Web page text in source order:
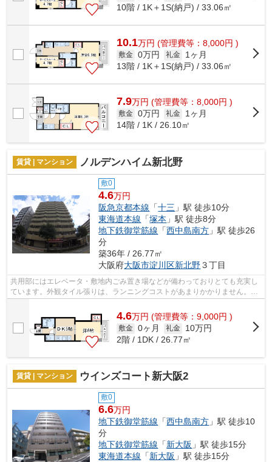
10階 / 1K＋1S(納戸) / 33.06㎡
10.1万円 (管理費等：8,000円 )
敷金 0万円 礼金
1ヶ月
13階 / 1K＋1S(納戸) / 33.06㎡
7.9万円 (管理費等：8,000円 )
敷金 0万円 礼金
1ヶ月
14階 / 1K / 26.10㎡
賃貸 | マンション ノルデンハイム新北野
敷0
4.6万円
阪急京都本線 「十三 」駅 徒歩10分
東海道本線 「塚本 」駅 徒歩8分
地下鉄御堂筋線 「西中島南方 」駅 徒歩26
分
築36年 / 26.77㎡
大阪府大阪市淀川区新北野３丁目
共用部にはエレベータ・敷地内ごみ置き場などが備わっておりとても充実し
ています。外観タイル張りは、ランニングコストがあまりかかりません。駅
が周辺に2つあるので行動範囲が広がり...
4.6万円 (管理費等：9,000円 )
敷金 0ヶ月 礼金
10万円
2階 / 1DK / 26.77㎡
賃貸 | マンション ウインズコート新大阪2
敷0
6.6万円
地下鉄御堂筋線 「西中島南方 」駅 徒歩10
分
地下鉄御堂筋線 「新大阪 」駅 徒歩15分
東海道本線 「新大阪 」駅 徒歩15分